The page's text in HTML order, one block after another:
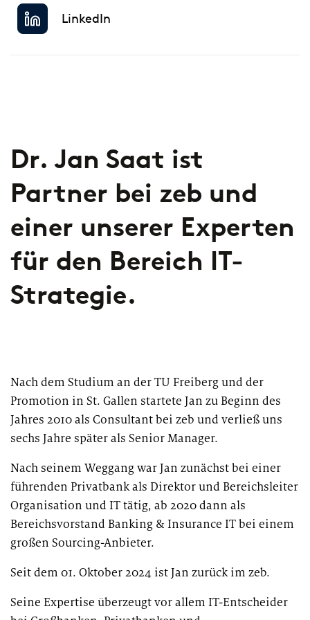
Spezialinstitute &
Techunternehmen
Private Banking & Wealth
Management
Transformationskompetenz entlang der gesamten
Wertschöpfungskette
Operations der Zukunft
European Asset Management Study
2026
LinkedIn
Dr. Jan Saat ist
Partner bei zeb und
einer unserer Experten
für den Bereich IT-
Strategie.
Nach dem Studium an der TU Freiberg und der
Promotion in St. Gallen startete Jan zu Beginn des
Jahres 2010 als Consultant bei zeb und verließ uns
sechs Jahre später als Senior Manager.
Nach seinem Weggang war Jan zunächst bei einer
führenden Privatbank als Direktor und Bereichsleiter
Organisation und IT tätig, ab 2020 dann als
Bereichsvorstand Banking & Insurance IT bei einem
großen Sourcing-Anbieter.
Seit dem 01. Oktober 2024 ist Jan zurück im zeb.
Seine Expertise überzeugt vor allem IT-Entscheider